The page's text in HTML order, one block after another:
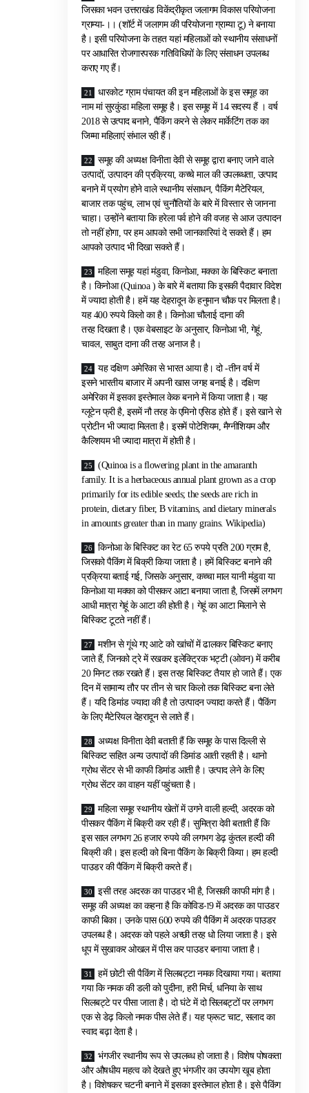
जिसका भवन उत्तराखंड विकेंद्रीकृत जलागम विकास परियोजना
ग्राम्या-।। (शॉर्ट में जलागम की परियोजना ग्राम्या टू) ने बनाया
है। इसी परियोजना के तहत यहां महिलाओं को स्थानीय संसाधनों
पर आधारित रोजगारपरक गतिविधियों के लिए संसाधन उपलब्ध
कराए गए हैं।
धारकोट ग्राम पंचायत की इन महिलाओं के इस समूह का
नाम मां सुरकुंडा महिला समूह है। इस समूह में 14 सदस्य हैं । वर्ष
2018 से उत्पाद बनाने, पैकिंग करने से लेकर मार्केटिंग तक का
जिम्मा महिलाएं संभाल रही हैं।
समूह की अध्यक्ष विनीता देवी से समूह द्वारा बनाए जाने वाले
उत्पादों, उत्पादन की प्रक्रिया, कच्चे माल की उपलब्धता, उत्पाद
बनाने में प्रयोग होने वाले स्थानीय संसाधन, पैकिंग मैटेरियल,
बाजार तक पहुंच, लाभ एवं चुनौतियों के बारे में विस्तार से जानना
चाहा। उन्होंने बताया कि हरेला पर्व होने की वजह से आज उत्पादन
तो नहीं होगा, पर हम आपको सभी जानकारियां दे सकते हैं। हम
आपको उत्पाद भी दिखा सकते हैं।
महिला समूह यहां मंडुवा, किनोआ, मक्का के बिस्किट बनाता
है। किनोआ (Quinoa ) के बारे में बताया कि इसकी पैदावार विदेश
में ज्यादा होती है। हमें यह देहरादून के हनुमान चौक पर मिलता है।
यह 400 रुपये किलो का है। किनोआ चौलाई दाना की
तरह दिखता है। एक वेबसाइट के अनुसार, किनोआ भी, गेहूं,
चावल, साबुत दाना की तरह अनाज है।
यह दक्षिण अमेरिका से भारत आया है। दो -तीन वर्ष में
इसने भारतीय बाजार में अपनी खास जगह बनाई है। दक्षिण
अमेरिका में इसका इस्तेमाल केक बनाने में किया जाता है। यह
ग्लूटेन फ्री है, इसमें नौ तरह के एमिनो एसिड होते हैं। इसे खाने से
प्रोटीन भी ज्यादा मिलता है। इसमें पोटेशियम, मैग्नीशियम और
कैल्शियम भी ज्यादा मात्रा में होती है।
(Quinoa is a flowering plant in the amaranth
family. It is a herbaceous annual plant grown as a crop
primarily for its edible seeds; the seeds are rich in
protein, dietary fiber, B vitamins, and dietary minerals
in amounts greater than in many grains. Wikipedia)
किनोआ के बिस्किट का रेट 65 रुपये प्रति 200 ग्राम है,
जिसको पैकिंग में बिक्री किया जाता है। हमें बिस्किट बनाने की
प्रक्रिया बताई गई, जिसके अनुसार, कच्चा माल यानी मंडुवा या
किनोआ या मक्का को पीसकर आटा बनाया जाता है, जिसमें लगभग
आधी मात्रा गेहूं के आटा की होती है। गेहूं का आटा मिलाने से
बिस्किट टूटते नहीं हैं।
मशीन से गूंथे गए आटे को खांचों में ढालकर बिस्किट बनाए
जाते हैं, जिनको ट्रे में रखकर इलेक्ट्रिक भट्टी (ओवन) में करीब
20 मिनट तक रखते हैं। इस तरह बिस्किट तैयार हो जाते हैं। एक
दिन में सामान्य तौर पर तीन से चार किलो तक बिस्किट बना लेते
हैं। यदि डिमांड ज्यादा की है तो उत्पादन ज्यादा करते हैं। पैकिंग
के लिए मैटेरियल देहरादून से लाते हैं।
अध्यक्ष विनीता देवी बताती हैं कि समूह के पास दिल्ली से
बिस्किट सहित अन्य उत्पादों की डिमांड आती रहती है। थानो
ग्रोथ सेंटर से भी काफी डिमांड आती है। उत्पाद लेने के लिए
ग्रोथ सेंटर का वाहन यहीं पहुंचता है।
महिला समूह स्थानीय खेतों में उगने वाली हल्दी, अदरक को
पीसकर पैकिंग में बिक्री कर रही हैं। सुमित्रा देवी बताती हैं कि
इस साल लगभग 26 हजार रुपये की लगभग डेढ़ कुंतल हल्दी की
बिक्री की। इस हल्दी को बिना पैकिंग के बिक्री किया। हम हल्दी
पाउडर की पैकिंग में बिक्री करते हैं।
इसी तरह अदरक का पाउडर भी है, जिसकी काफी मांग है।
समूह की अध्यक्ष का कहना है कि कोविड-ा9 में अदरक का पाउडर
काफी बिका। उनके पास 600 रुपये की पैकिंग में अदरक पाउडर
उपलब्ध है। अदरक को पहले अच्छी तरह धो लिया जाता है। इसे
धूप में सुखाकर ओखल में पीस कर पाउडर बनाया जाता है।
हमें छोटी सी पैकिंग में सिलबट्टा नमक दिखाया गया। बताया
गया कि नमक की डली को पुदीना, हरी मिर्च, धनिया के साथ
सिलबट्टे पर पीसा जाता है। दो घंटे में दो सिलबट्टों पर लगभग
एक से डेढ़ किलो नमक पीस लेते हैं। यह फ्रूट चाट, सलाद का
स्वाद बढ़ा देता है।
भंगजीर स्थानीय रूप से उपलब्ध हो जाता है। विशेष पोषकता
और औषधीय महत्व को देखते हुए भंगजीर का उपयोग खूब होता
है। विशेषकर चटनी बनाने में इसका इस्तेमाल होता है। इसे पैकिंग